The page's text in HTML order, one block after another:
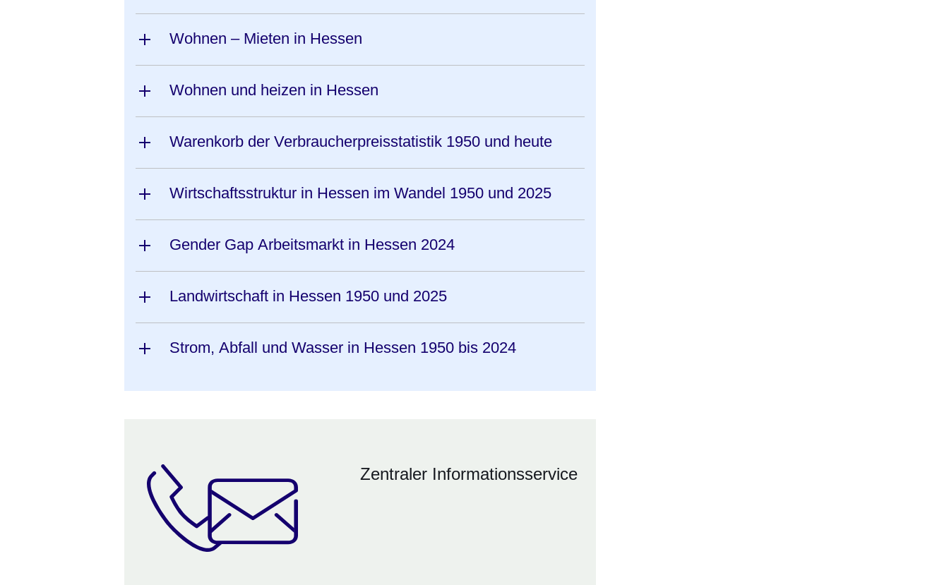
Wohnen – Mieten in Hessen
Wohnen und heizen in Hessen
Warenkorb der Verbraucherpreisstatistik 1950 und heute
Wirtschaftsstruktur in Hessen im Wandel 1950 und 2025
Gender Gap Arbeitsmarkt in Hessen 2024
Landwirtschaft in Hessen 1950 und 2025
Strom, Abfall und Wasser in Hessen 1950 bis 2024
Zentraler Informationsservice